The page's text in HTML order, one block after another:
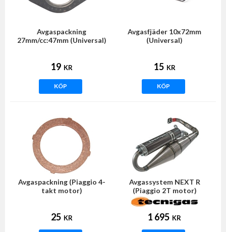
Avgaspackning
27mm/cc:47mm (Universal)
19 KR
KÖP
Avgasfjäder 10x72mm
(Universal)
15 KR
KÖP
Avgaspackning (Piaggio 4-
takt motor)
25 KR
Avgassystem NEXT R
(Piaggio 2T motor)
1 695 KR